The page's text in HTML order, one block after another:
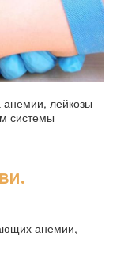
анемии, лейкозы
системы
анемии,